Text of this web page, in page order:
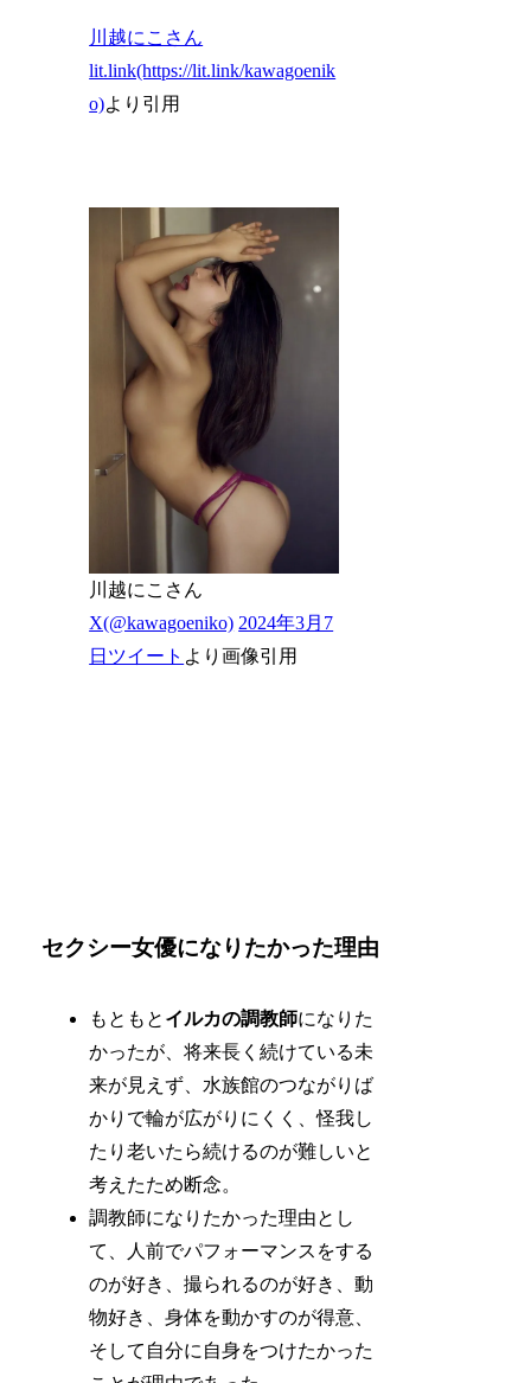
川越にこさん
lit.link(https://lit.link/kawagoenik
o)より引用
川越にこさん
X(@kawagoeniko) 2024年3月7
日ツイート より画像引用
セクシー女優になりたかった理由
もともと イルカの調教師になりた
かったが、将来長く続けている未
来が見えず、水族館のつながりば
かりで輪が広がりにくく、怪我し
たり老いたら続けるのが難しいと
考えたため断念。
調教師になりたかった理由とし
て、人前でパフォーマンスをする
のが好き、撮られるのが好き、動
物好き、身体を動かすのが得意、
そして自分に自身をつけたかった